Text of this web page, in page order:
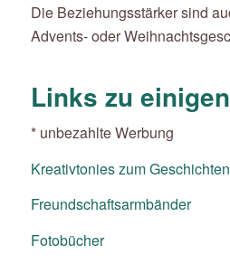
Die Beziehungsstärker sind
Advents- oder
Links zu
* unbezahlte Werbung
Kreativtonies zum
Freundschaftsarmbänder
Fotobücher